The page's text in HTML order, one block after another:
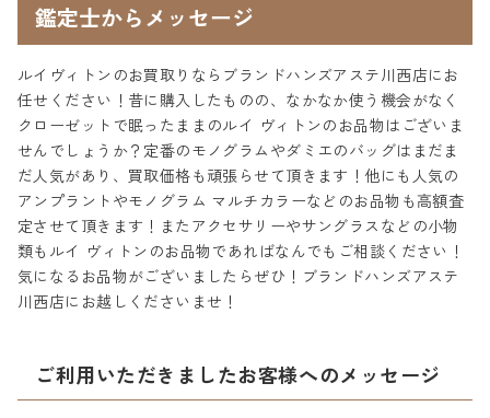
鑑定士からメッセージ
ルイヴィトンのお買取りならブランドハンズアステ川西店にお
任せください！昔に購入したものの、なかなか使う機会がなく
クローゼットで眠ったままのルイ ヴィトンのお品物はございま
せんでしょうか？定番のモノグラムやダミエのバッグはまだま
だ人気があり、買取価格も頑張らせて頂きます！他にも人気の
アンプラントやモノグラム マルチカラーなどのお品物も高額査
定させて頂きます！またアクセサリーやサングラスなどの小物
類もルイ ヴィトンのお品物であればなんでもご相談ください！
気になるお品物がございましたらぜひ！ブランドハンズアステ
川西店にお越しくださいませ！
ご利用いただきましたお客様へのメッセージ